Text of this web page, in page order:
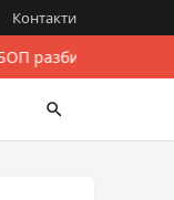
Контакти
разби